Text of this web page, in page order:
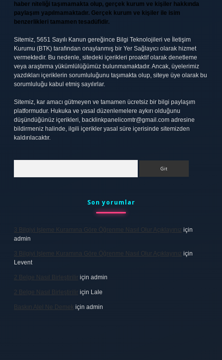
haber niteliği taşımamakta olup, gerçek kurum ve kişiler hakkında
paylaşım yapılmamaktadır. Gerçek kurum ve kişiler ile isim
benzerlikleri tamamen tesadüfidir.
Sitemiz, 5651 Sayılı Kanun gereğince Bilgi Teknolojileri ve İletişim
Kurumu (BTK) tarafından onaylanmış bir Yer Sağlayıcı olarak hizmet
vermektedir. Bu nedenle, sitedeki içerikleri proaktif olarak denetleme
veya araştırma yükümlülüğümüz bulunmamaktadır. Ancak, üyelerimiz
yazdıkları içeriklerin sorumluluğunu taşımakta olup, siteye üye olarak bu
sorumluluğu kabul etmiş sayılırlar.
Sitemiz, kar amacı gütmeyen ve tamamen ücretsiz bir bilgi paylaşım
platformudur. Hukuka ve yasal düzenlemelere aykırı olduğunu
düşündüğünüz içerikleri, backlinkpanelicomtr@gmail.com adresine
bildirmeniz halinde, ilgili içerikler yasal süre içerisinde sitemizden
kaldırılacaktır.
Son yorumlar
3 Bilgiyi Işleme Kuramına Göre Öğrenme Nasıl Olur Açıklayınız için
admin
3 Bilgiyi Işleme Kuramına Göre Öğrenme Nasıl Olur Açıklayınız için
Levent
2 Belge Nasıl Birleştirilir için admin
2 Belge Nasıl Birleştirilir için Lale
Baskın Alel Ne Demek için admin